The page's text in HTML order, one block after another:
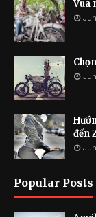
Vua
đến
Popular Posts